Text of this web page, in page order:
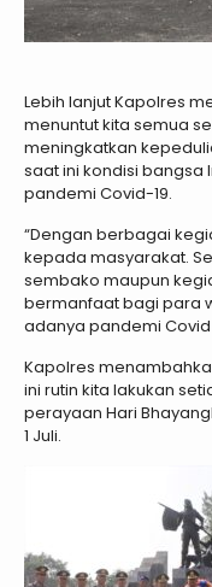
Lebih lanjut Kapolres
menuntut kita semua
meningkatkan
saat ini kondisi
pandemi Covid-19.
“Dengan berbagai
kepada masyarakat.
sembako maupun
bermanfaat bagi para
adanya pandemi Covid
Kapolres
ini rutin kita lakukan
perayaan Hari
1 Juli.